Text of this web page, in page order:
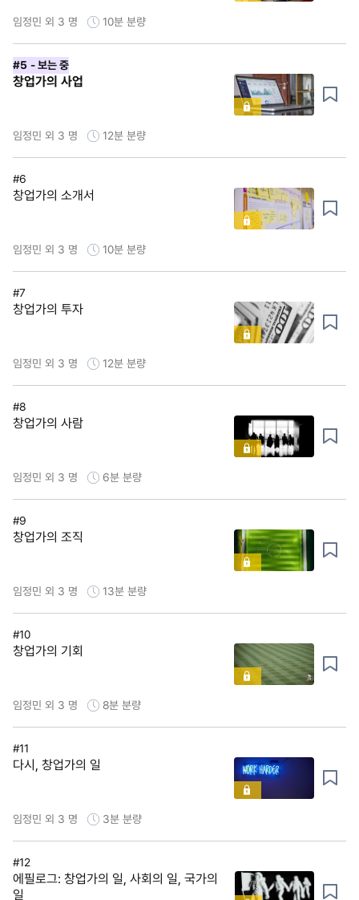
임정민 외 3 명 10분 분량
#5 - 보는 중
창업가의 사업
임정민 외 3 명 12분 분량
#6
창업가의 소개서
임정민 외 3 명 10분 분량
#7
창업가의 투자
임정민 외 3 명 12분 분량
#8
창업가의 사람
임정민 외 3 명 6분 분량
#9
창업가의 조직
임정민 외 3 명 13분 분량
#10
창업가의 기회
임정민 외 3 명 8분 분량
#11
다시, 창업가의 일
임정민 외 3 명 3분 분량
#12
에필로그: 창업가의 일, 사회의 일, 국가의
일